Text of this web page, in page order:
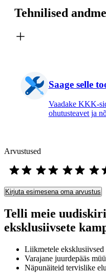
Tehnilised
Saage selle
Vaadake KKK-
ohutusteavet ja
Arvustused
Kirjuta esimesena oma arvustus
Telli meie
eksklusiivsete
Liikmetele eksklusiivsed
Varajane juurdepääs
Näpunäiteid tervislike